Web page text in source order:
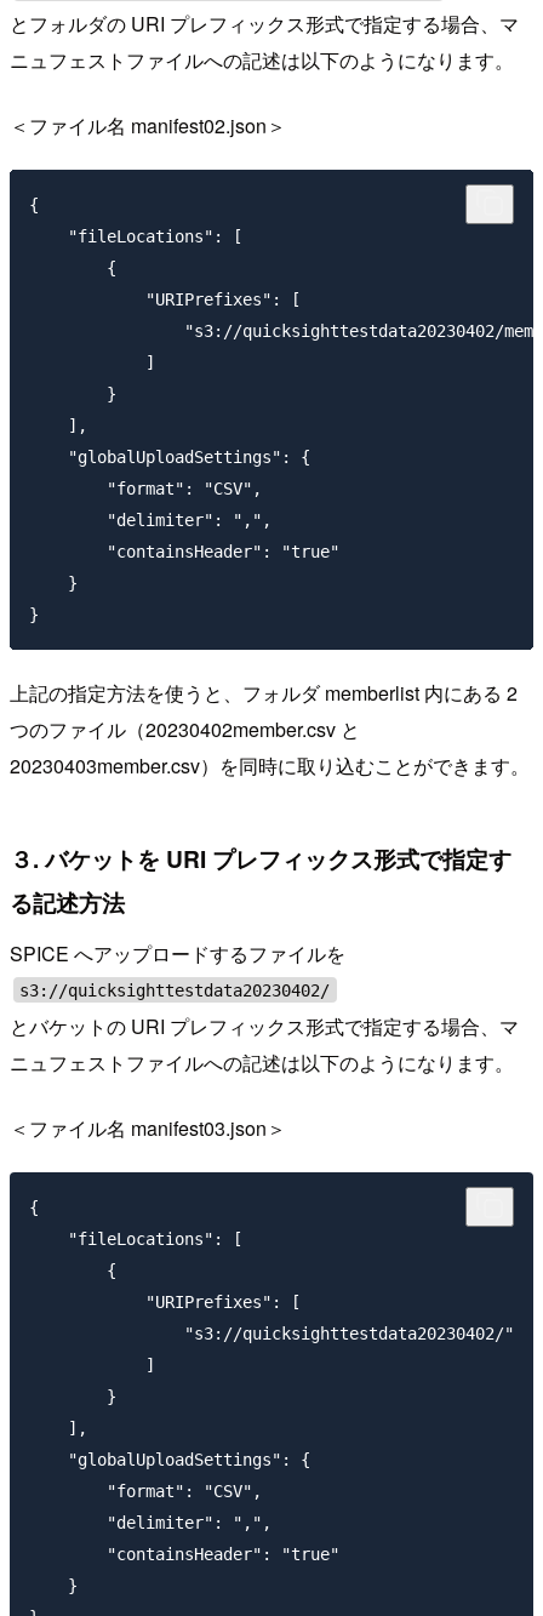
とフォルダの URI プレフィックス形式で指定する場合、マ
ニュフェストファイルへの記述は以下のようになります。
＜ファイル名 manifest02.json＞
{
    "fileLocations": [
        {
            "URIPrefixes": [
"s3://quicksighttestdata20230402/
            ]
        }
    ],
    "globalUploadSettings": {
        "format": "CSV",
        "delimiter": ",",
        "containsHeader": "true"
    }
上記の指定方法を使うと、フォルダ memberlist 内にある 2
つのファイル（20230402member.csv と
20230403member.csv）を同時に取り込むことができます。
３. バケットを URI プレフィックス形式で指定す
る記述方法
SPICE へアップロードするファイルを
s3://quicksighttestdata20230402/
とバケットの URI プレフィックス形式で指定する場合、マ
ニュフェストファイルへの記述は以下のようになります。
＜ファイル名 manifest03.json＞
{
    "fileLocations": [
        {
            "URIPrefixes": [
                "s3://quicksighttestdata20230402/"
            ]
        }
    ],
    "globalUploadSettings": {
        "format": "CSV",
        "delimiter": ",",
        "containsHeader": "true"
    }